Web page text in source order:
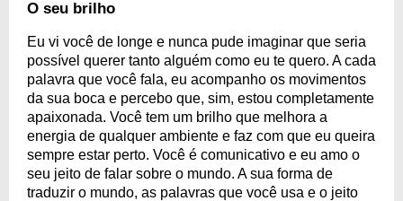
O seu brilho
Eu vi você de longe e nunca pude imaginar que seria
possível querer tanto alguém como eu te quero. A cada
palavra que você fala, eu acompanho os movimentos
da sua boca e percebo que, sim, estou completamente
apaixonada. Você tem um brilho que melhora a
energia de qualquer ambiente e faz com que eu queira
sempre estar perto. Você é comunicativo e eu amo o
seu jeito de falar sobre o mundo. A sua forma de
traduzir o mundo, as palavras que você usa e o jeito